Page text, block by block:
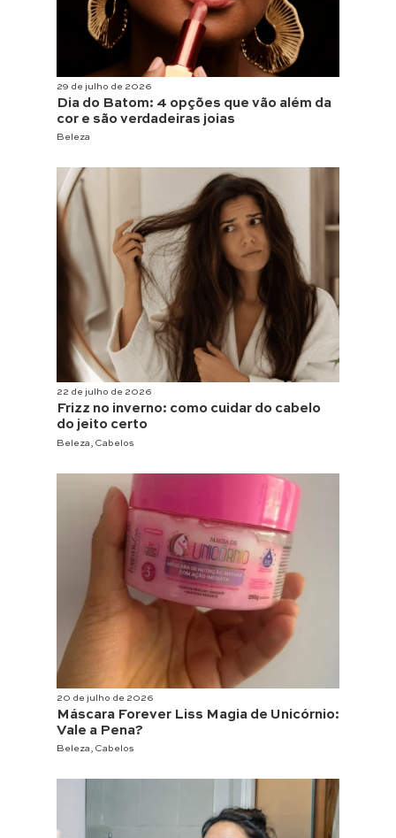
29 de julho de 2026
Dia do Batom: 4 opções que vão além da
cor e são verdadeiras joias
Beleza
22 de julho de 2026
Frizz no inverno: como cuidar do cabelo
do jeito certo
Beleza Cabelos
20 de julho de 2026
Máscara Forever Liss Magia de Unicórnio:
Vale a Pena?
Beleza Cabelos